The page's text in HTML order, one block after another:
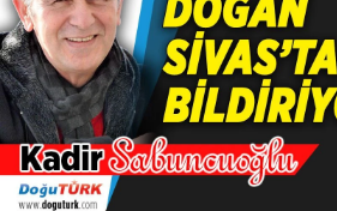
KÜLTÜR-SANAT
Magazin
Medya